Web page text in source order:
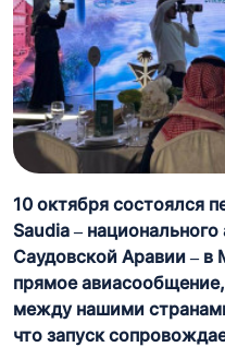
10 октября состоялся
Saudia –
Саудовской Аравии – в
прямое
между нашими
что запуск